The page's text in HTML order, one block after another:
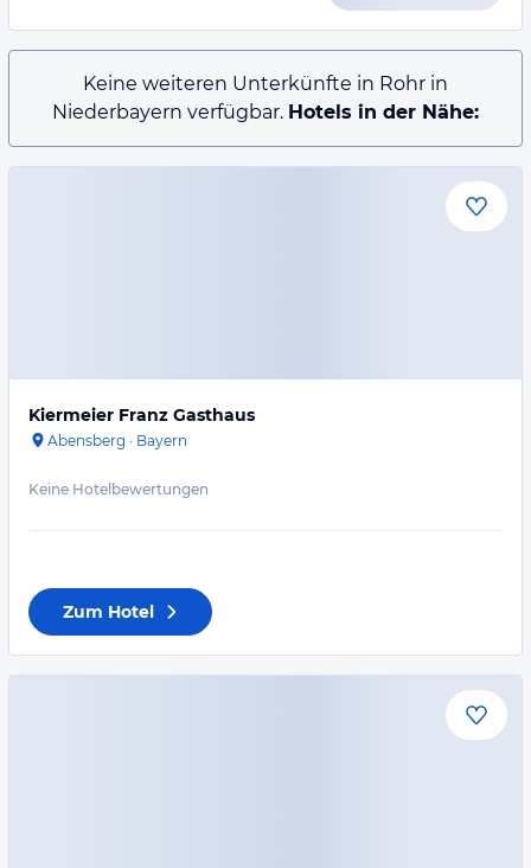
Keine weiteren Unterkünfte in Rohr in
Niederbayern verfügbar. Hotels in der Nähe:
Kiermeier Franz Gasthaus
Abensberg · Bayern
Keine Hotelbewertungen
Zum Hotel